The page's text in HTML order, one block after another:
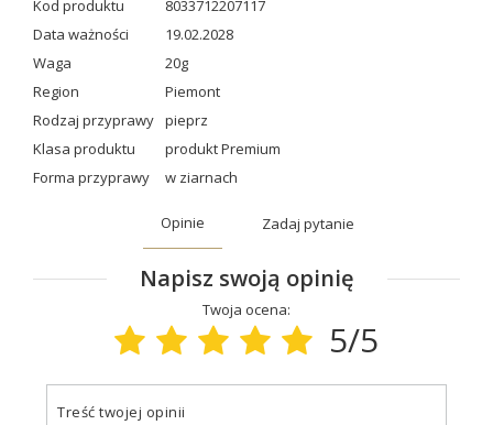
Kod produktu
8033712207117
Data ważności
19.02.2028
Waga
20g
Region
Piemont
Rodzaj przyprawy pieprz
Klasa produktu
produkt Premium
Forma przyprawy
w ziarnach
Opinie Zadaj pytanie
Napisz swoją opinię
Twoja ocena:
5/5
Treść twojej opinii